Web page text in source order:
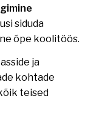
siduda
õpe koolitöös.
ja
kohtade
teised